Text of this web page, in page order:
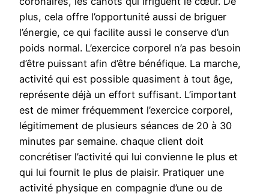
plus, cela offre l’opportunité aussi de briguer
l’énergie, ce qui facilite aussi le conserve d’un
poids normal. L’exercice corporel n’a pas besoin
d’être puissant afin d’être bénéfique. La marche,
activité qui est possible quasiment à tout âge,
représente déjà un effort suffisant. L’important
est de mimer fréquemment l’exercice corporel,
légitimement de plusieurs séances de 20 à 30
minutes par semaine. chaque client doit
concrétiser l’activité qui lui convienne le plus et
qui lui fournit le plus de plaisir. Pratiquer une
activité physique en compagnie d’une ou de